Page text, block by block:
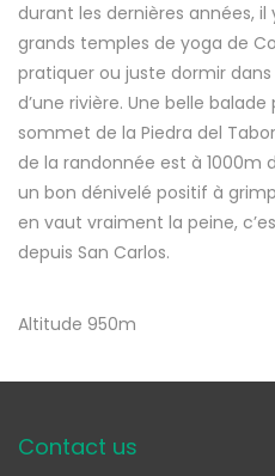
durant les dernières années,
grands temples de yoga de
pratiquer ou juste dormir
d’une rivière. Une belle
sommet de la Piedra del
de la randonnée est à
un bon dénivelé positif à
en vaut vraiment la peine,
depuis San Carlos.
Altitude 950m
Contact us